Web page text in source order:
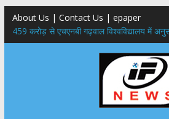
About Us | Contact Us | epaper
459 करोड़ से एचएनबी गढ़वाल विश्वविद्यालय में
शिक्षा मंत्री धन सिंह रावत ने नवनियुक्त केन्द्रीय
राष्ट्रीय हथकरघा दिवस पर मुख्यमंत्री धामी ने
​धामी कैबिनेट का बड़ा फैसला: पशुपालकों को 60%
​हरिद्वार से वीरभद्र (ऋषिकेश) तक निकली BJYM